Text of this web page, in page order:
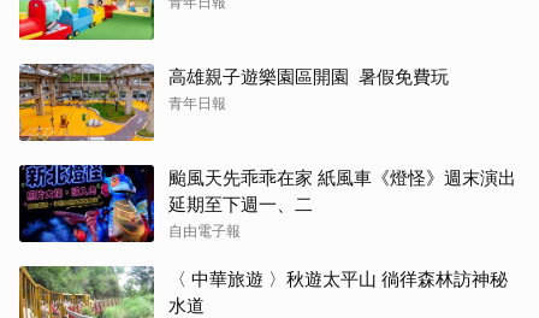
高雄親子遊樂園區開園 暑假免費玩
青年日報
颱風天先乖乖在家 紙風車《燈怪》週末演出
延期至下週一、二
自由電子報
〈 中華旅遊 〉秋遊太平山 徜徉森林訪神秘
水道